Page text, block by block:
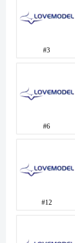
#3
#6
#12